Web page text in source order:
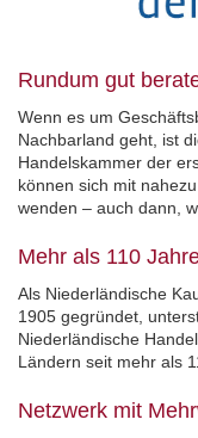
Rundum gut
Wenn es um
Nachbarland geht, ist
Handelskammer der
können sich mit
wenden – auch dann,
Mehr als 110
Als Niederländische
1905 gegründet,
Niederländische
Ländern seit mehr als
Netzwerk mit